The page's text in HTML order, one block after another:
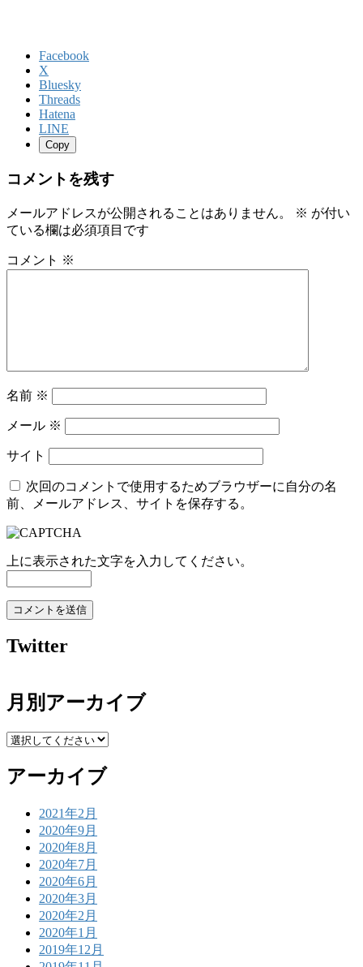
Facebook
X
Bluesky
Threads
Hatena
LINE
Copy
コメントを残す
メールアドレスが公開されることはありません。 ※ が付い
ている欄は必須項目です
コメント ※
名前 ※
メール ※
サイト
次回のコメントで使用するためブラウザーに自分の名
前、メールアドレス、サイトを保存する。
上に表示された文字を入力してください。
Twitter
月別アーカイブ
アーカイブ
2021年2月
2020年9月
2020年8月
2020年7月
2020年6月
2020年3月
2020年2月
2020年1月
2019年12月